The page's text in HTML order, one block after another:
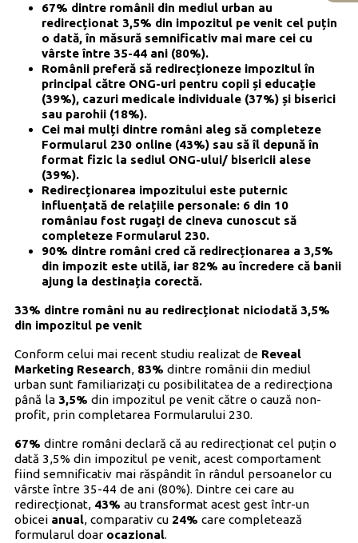
67% dintre românii din mediul urban au
redirecționat 3,5% din impozitul pe venit cel puțin
o dată, în măsură semnificativ mai mare cei cu
vârste între 35-44 ani (80%).
Românii preferă să redirecționeze impozitul în
principal către ONG-uri pentru copii și educație
(39%), cazuri medicale individuale (37%) și biserici
sau parohii (18%).
Cei mai mulți dintre români aleg să completeze
Formularul 230 online (43%) sau să îl depună în
format fizic la sediul ONG-ului/ bisericii alese
(39%).
Redirecționarea impozitului este puternic
influențată de relațiile personale: 6 din 10
româniau fost rugați de cineva cunoscut să
completeze Formularul 230.
90% dintre români cred că redirecționarea a 3,5%
din impozit este utilă, iar 82% au încredere că banii
ajung la destinația corectă.
33% dintre români nu au redirecționat niciodată 3,5%
din impozitul pe venit
Conform celui mai recent studiu realizat de Reveal
Marketing Research, 83% dintre românii din mediul
urban sunt familiarizați cu posibilitatea de a redirecționa
până la 3,5% din impozitul pe venit către o cauză non-
profit, prin completarea Formularului 230.
67% dintre români declară că au redirecționat cel puțin o
dată 3,5% din impozitul pe venit, acest comportament
fiind semnificativ mai răspândit în rândul persoanelor cu
vârste între 35-44 de ani (80%). Dintre cei care au
redirecționat, 43% au transformat acest gest într-un
obicei anual, comparativ cu 24% care completează
formularul doar ocazional.